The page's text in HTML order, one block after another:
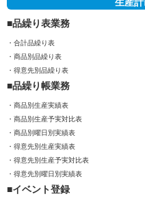
品繰り表業務
合計品繰り表
商品別品繰り表
得意先別品繰り表
品繰り帳業務
商品別生産実績表
商品別生産予実対比表
商品別曜日別実績表
得意先別生産実績表
得意先別生産予実対比表
得意先別曜日別実績表
イベント登録